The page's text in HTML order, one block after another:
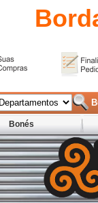
Bonés